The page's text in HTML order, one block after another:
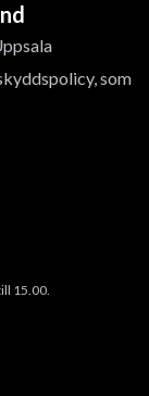
som
15.00.